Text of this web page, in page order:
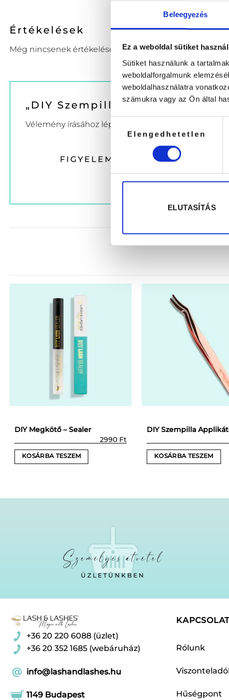
Beleegyezés
Ez a weboldal sütiket használ
Sütiket használunk a
weboldalforgalmunk
weboldalhasználatra
számukra vagy az Ön által
Hozzájárulás
kiválasztása
Elengedhetetlen
ELUTASÍTÁS
Értékelések
Még nincsenek értékelések.
„DIY Szempilla L10 Otthoni
Vélemény írásához lépj be
FIGYELEM A HARMADIK
DIY Megkötő – Sealer
2990 Ft
KOSÁRBA TESZEM
DIY Szempilla
KOSÁRBA TESZEM
Személyes átvétel
ÜZLETÜNKBEN
+36 20 220 6088 (üzlet)
+36 20 352 1685 (webáruház)
info@lashandlashes.hu
1149 Budapest
KAPCSOLAT
Rólunk
Hűségpont